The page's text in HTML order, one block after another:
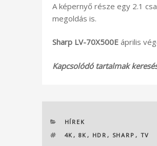
A képernyő része egy 2.1
megoldás is.
Sharp LV-70X500E április
Kapcsolódó tartalmak
KATEGÓRIÁK
HÍREK
CÍMKÉK
4K , 8K , HDR , SHARP , TV